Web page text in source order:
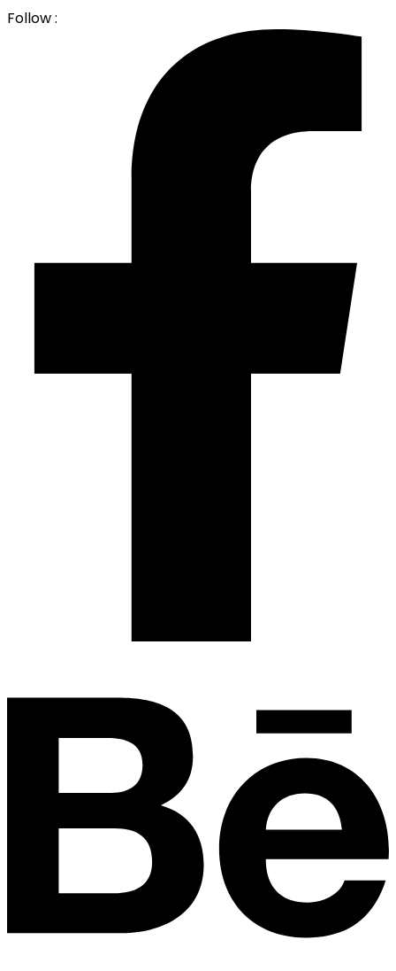
Follow :